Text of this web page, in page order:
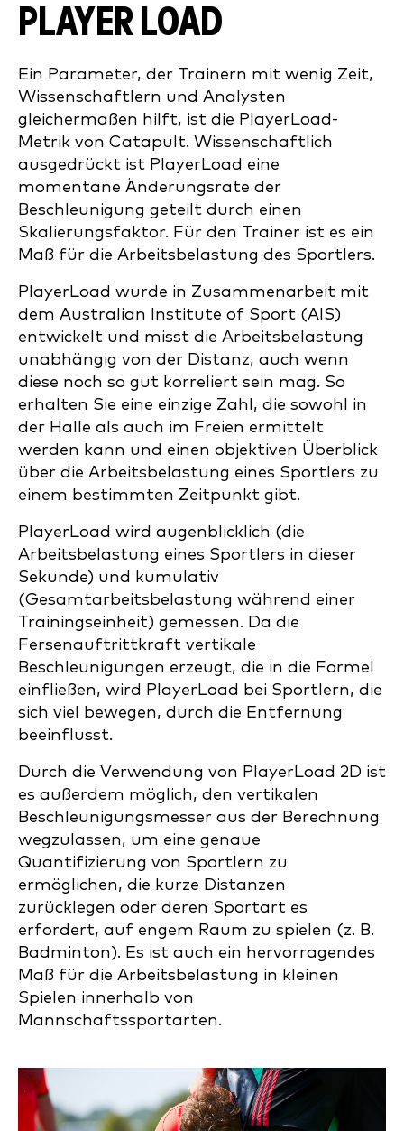
PLAYER LOAD
Ein Parameter, der Trainern mit wenig Zeit,
Wissenschaftlern und Analysten
gleichermaßen hilft, ist die PlayerLoad-
Metrik von Catapult. Wissenschaftlich
ausgedrückt ist PlayerLoad eine
momentane Änderungsrate der
Beschleunigung geteilt durch einen
Skalierungsfaktor. Für den Trainer ist es ein
Maß für die Arbeitsbelastung des Sportlers.
PlayerLoad wurde in Zusammenarbeit mit
dem Australian Institute of Sport (AIS)
entwickelt und misst die Arbeitsbelastung
unabhängig von der Distanz, auch wenn
diese noch so gut korreliert sein mag. So
erhalten Sie eine einzige Zahl, die sowohl in
der Halle als auch im Freien ermittelt
werden kann und einen objektiven Überblick
über die Arbeitsbelastung eines Sportlers zu
einem bestimmten Zeitpunkt gibt.
PlayerLoad wird augenblicklich (die
Arbeitsbelastung eines Sportlers in dieser
Sekunde) und kumulativ
(Gesamtarbeitsbelastung während einer
Trainingseinheit) gemessen. Da die
Fersenauftrittkraft vertikale
Beschleunigungen erzeugt, die in die Formel
einfließen, wird PlayerLoad bei Sportlern, die
sich viel bewegen, durch die Entfernung
beeinflusst.
Durch die Verwendung von PlayerLoad 2D ist
es außerdem möglich, den vertikalen
Beschleunigungsmesser aus der Berechnung
wegzulassen, um eine genaue
Quantifizierung von Sportlern zu
ermöglichen, die kurze Distanzen
zurücklegen oder deren Sportart es
erfordert, auf engem Raum zu spielen (z. B.
Badminton). Es ist auch ein hervorragendes
Maß für die Arbeitsbelastung in kleinen
Spielen innerhalb von
Mannschaftssportarten.